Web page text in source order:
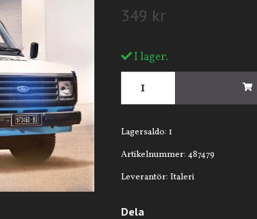
349 kr
I lager.
Lagersaldo: 1
Artikelnummer: 487479
Leverantör: Italeri
Dela